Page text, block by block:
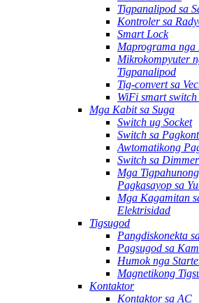
Tigpanalipod sa
Kontroler sa
Smart Lock
Maprograma
Mikrokompyuter
Tigpanalipod
Tig-convert sa
WiFi smart switch
Mga Kabit sa Suga
Switch ug Socket
Switch sa
Awtomatikong
Switch sa Dimmer
Mga
Pagkasayop sa
Mga Kagamitan
Elektrisidad
Tigsugod
Pangdiskonekta
Pagsugod sa
Humok nga
Magnetikong
Kontaktor
Kontaktor sa AC